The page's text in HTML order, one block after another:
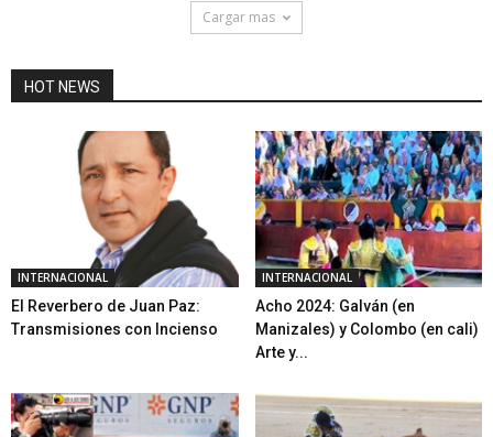
Cargar mas
HOT NEWS
INTERNACIONAL
El Reverbero de Juan Paz:
Transmisiones con Incienso
INTERNACIONAL
Acho 2024: Galván (en
Manizales) y Colombo (en cali)
Arte y...